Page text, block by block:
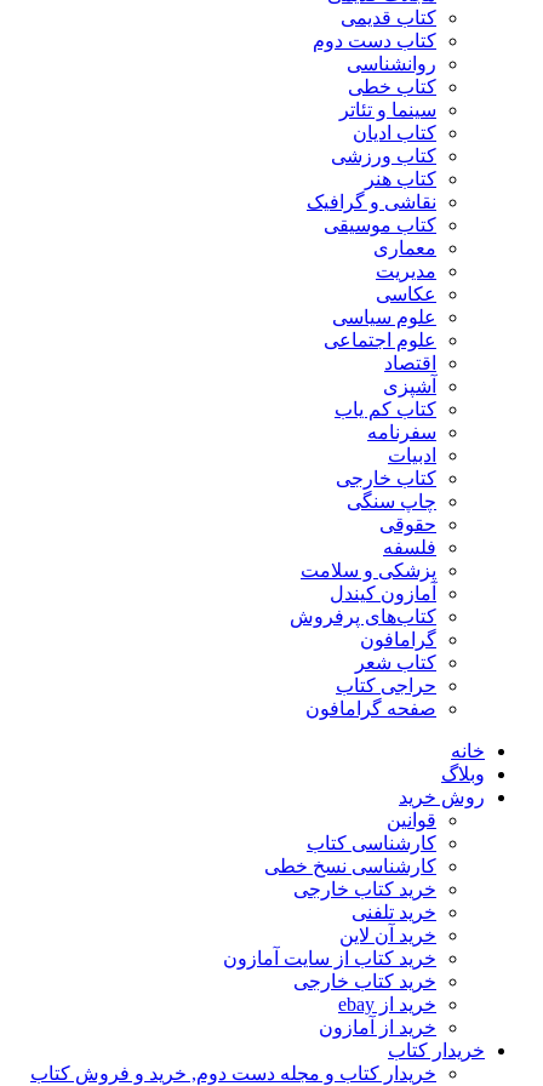
کتاب قدیمی
کتاب دست دوم
روانشناسی
کتاب خطی
سینما و تئاتر
کتاب ادیان
کتاب ورزشی
کتاب هنر
نقاشی و گرافیک
کتاب موسیقی
معماری
مدیریت
عکاسی
علوم سیاسی
علوم اجتماعی
اقتصاد
آشپزی
کتاب کم یاب
سفرنامه
ادبیات
کتاب خارجی
چاپ سنگی
حقوقی
فلسفه
پزشکی و سلامت
آمازون کیندل
کتاب‌های پرفروش
گرامافون
کتاب شعر
حراجی کتاب
صفحه گرامافون
خانه
وبلاگ
روش خرید
قوانین
کارشناسی کتاب
کارشناسی نسخ خطی
خرید کتاب خارجی
خرید تلفنی
خرید آن لاین
خرید کتاب از سایت آمازون
خرید کتاب خارجی
خرید از ebay
خرید از آمازون
خریدار کتاب
خریدار کتاب و مجله دست دوم, خرید و فروش کتاب